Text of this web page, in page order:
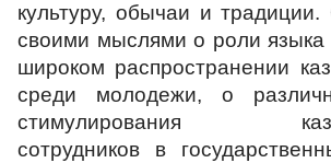
культуру, обычаи и
своими мыслями о роли языка
широком распространении
среди молодежи, о
стимулирования
сотрудников в